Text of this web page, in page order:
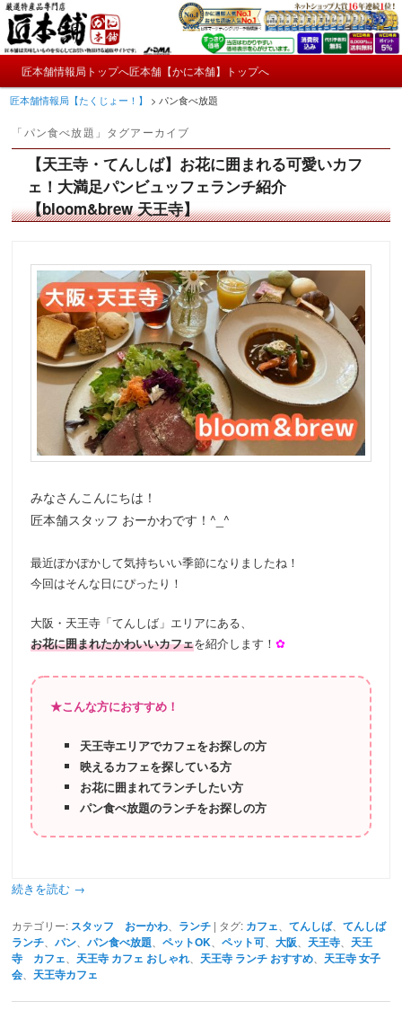
メ
イ
ン
ン
テ
サ
ブ
コ
テ
ン
匠本舗情報局【たくじょー！】
かにやおせちについてのおもしろ情報や興味深い記事をお届けします。
ン
メ
イ
ン
コ
ン
ン
ツ
へ
移
サ
ブ
コ
ン
テ
ツ
へ
移
動
匠本舗情報局トップへ匠本舗【かに本舗】トップへ
匠本舗情報局【たくじょー！】 > パン食べ放題
「 パン食べ放題 」タグアーカイブ
【天王寺・てんしば】お花に囲まれる可愛いカフ
ェ！大満足パンビュッフェランチ紹介
【bloom&brew 天王寺】
みなさんこんにちは！
匠本舗スタッフ おーかわです！^_^
最近ぽかぽかして気持ちいい季節になりましたね！
今回はそんな日にぴったり！
大阪・天王寺「てんしば」エリアにある、
お花に囲まれたかわいいカフェを紹介します！✿
★こんな方におすすめ！
天王寺エリアでカフェをお探しの方
映えるカフェを探している方
お花に囲まれてランチしたい方
パン食べ放題のランチをお探しの方
続きを読む →
カテゴリー: スタッフ おーかわ ランチ | タグ: カフェ 、てんしば、てんしば
ランチ 、パン 、パン食べ放題 、ペットOK 、ペット可 、大阪 天王寺
天王
寺 カフェ
天王寺 カフェ おしゃれ 天王寺 ランチ おすすめ
天王寺 女子
会
天王寺カフェ